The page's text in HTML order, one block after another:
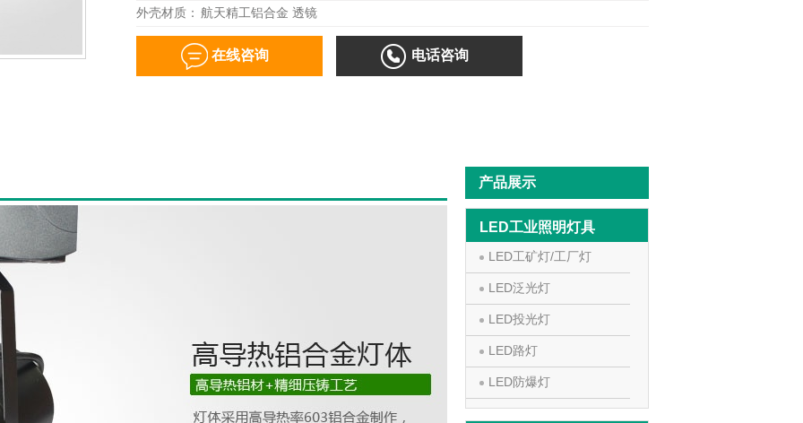
外壳材质： 航天精工铝合金 透镜
在线咨询 电话咨询
产品展示
LED工业照明灯具
LED工矿灯/工厂灯
LED泛光灯
LED投光灯
LED路灯
LED防爆灯